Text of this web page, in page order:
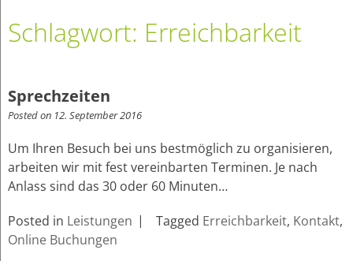
Schlagwort: Erreichbarkeit
Sprechzeiten
Posted on 12. September 2016
Um Ihren Besuch bei uns bestmöglich zu organisieren,
arbeiten wir mit fest vereinbarten Terminen. Je nach
Anlass sind das 30 oder 60 Minuten…
Posted in Leistungen Tagged Erreichbarkeit, Kontakt,
Online Buchungen